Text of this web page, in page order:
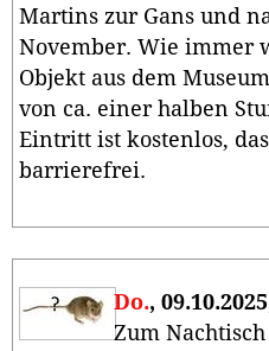
Martins zur Gans und
November. Wie immer
Objekt aus dem
von ca. einer halben
Eintritt ist kostenlos,
barrierefrei.
Do.,
Zum